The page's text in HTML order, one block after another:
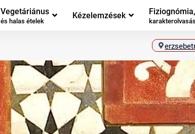
Vegetáriánus
és halas ételek
Kézelemzések Fiziognómia,
karakterolvasás